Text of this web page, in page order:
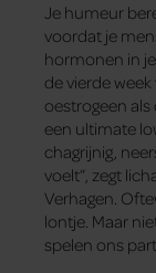
Je humeur
voordat je
hormonen in
de vierde
oestrogeen
een ultimate
chagrijnig,
voelt”, zegt
Verhagen.
lontje. Maar
spelen ons